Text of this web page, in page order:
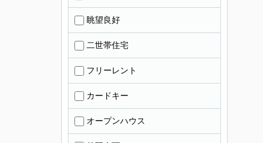
眺望良好
二世帯住宅
フリーレント
カードキー
オープンハウス